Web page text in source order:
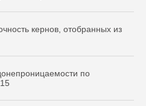
кернов, отобранных из
по